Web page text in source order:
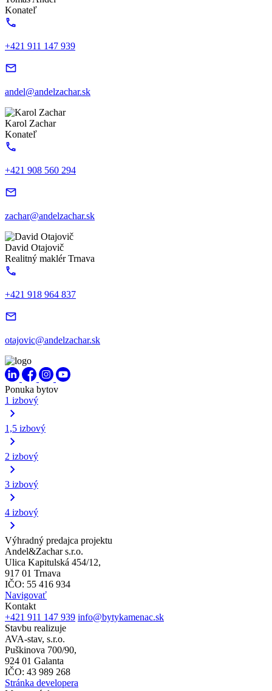
Konateľ
+421 911 147 939
andel@andelzachar.sk
Karol Zachar
Konateľ
+421 908 560 294
zachar@andelzachar.sk
David Otajovič
Realitný maklér Trnava
+421 918 964 837
otajovic@andelzachar.sk
Ponuka bytov
1 izbový
1,5 izbový
2 izbový
3 izbový
4 izbový
Výhradný predajca projektu
Andel&Zachar s.r.o.
Ulica Kapitulská 454/12,
917 01 Trnava
IČO: 55 416 934
Navigovať
Kontakt
+421 911 147 939 info@bytykamenac.sk
Stavbu realizuje
AVA-stav, s.r.o.
Puškinova 700/90,
924 01 Galanta
IČO: 43 989 268
Stránka developera